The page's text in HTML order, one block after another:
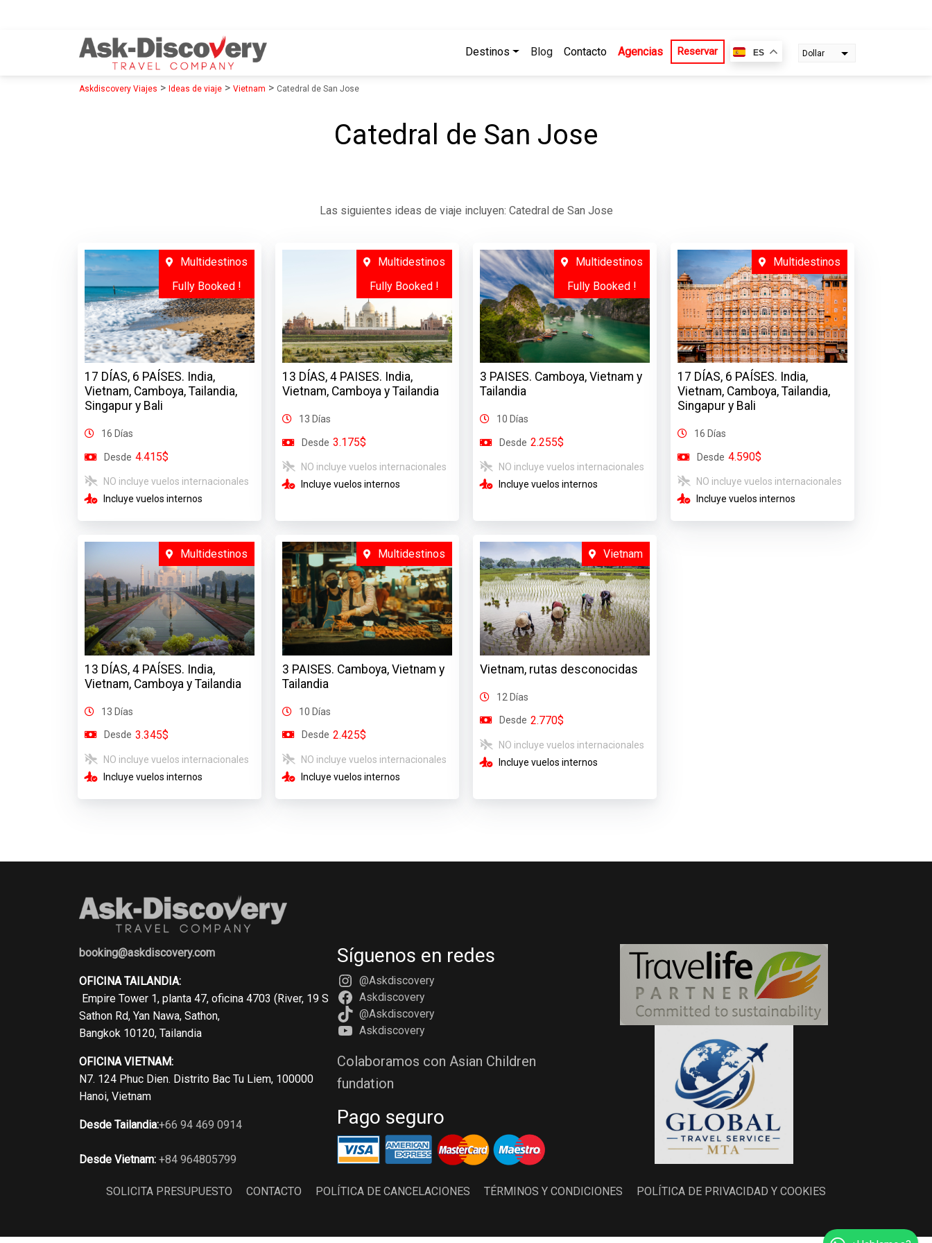
Destinos Blog Contacto Agencias Reservar ES
Dollar
Askdiscovery Viajes > Ideas de viaje > Vietnam > Catedral de San Jose
Catedral de San Jose
Las siguientes ideas de viaje incluyen: Catedral de San Jose
17 DÍAS, 6 PAÍSES. India,
Vietnam, Camboya, Tailandia,
Singapur y Bali
16 Días
Desde 4.415$
NO incluye vuelos internacionales
Incluye vuelos internos
Multidestinos
Fully Booked !
13 DÍAS, 4 PAISES. India,
Vietnam, Camboya y Tailandia
13 Días
Desde 3.175$
NO incluye vuelos internacionales
Incluye vuelos internos
Multidestinos
Fully Booked !
3 PAISES. Camboya, Vietnam y
Tailandia
10 Días
Desde 2.255$
NO incluye vuelos internacionales
Incluye vuelos internos
Multidestinos
Fully Booked !
17 DÍAS, 6 PAÍSES. India,
Vietnam, Camboya, Tailandia,
Singapur y Bali
16 Días
Desde 4.590$
NO incluye vuelos internacionales
Incluye vuelos internos
Multidestinos
13 DÍAS, 4 PAÍSES. India,
Vietnam, Camboya y Tailandia
13 Días
Desde 3.345$
NO incluye vuelos internacionales
Incluye vuelos internos
Multidestinos
3 PAISES. Camboya, Vietnam y
Tailandia
10 Días
Desde 2.425$
NO incluye vuelos internacionales
Incluye vuelos internos
Multidestinos
Vietnam, rutas desconocidas
12 Días
Desde 2.770$
NO incluye vuelos internacionales
Incluye vuelos internos
Vietnam
booking@askdiscovery.com
OFICINA TAILANDIA:
Empire Tower 1, planta 47, oficina 4703 (River, 19 S
Sathon Rd, Yan Nawa, Sathon,
Bangkok 10120, Tailandia
OFICINA VIETNAM:
N7. 124 Phuc Dien. Distrito Bac Tu Liem, 100000
Hanoi, Vietnam
Desde Tailandia:+66 94 469 0914
Desde Vietnam: +84 964805799
Síguenos en redes
@Askdiscovery
Askdiscovery
@Askdiscovery
Askdiscovery
Colaboramos con Asian Children
fundation
Pago seguro
SOLICITA PRESUPUESTO CONTACTO POLÍTICA DE CANCELACIONES TÉRMINOS Y CONDICIONES POLÍTICA DE PRIVACIDAD Y COOKIES